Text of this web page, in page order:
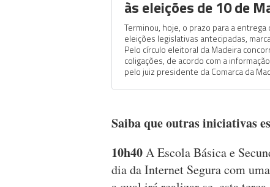
às eleições de 10 de
Terminou, hoje, o prazo para a entrega
eleições legislativas antecipadas,
Pelo círculo eleitoral da Madeira
coligações, de acordo com a
pelo juiz presidente da Comarca da
Saiba que outras iniciativas
10h40A Escola Básica e
dia da Internet Segura com